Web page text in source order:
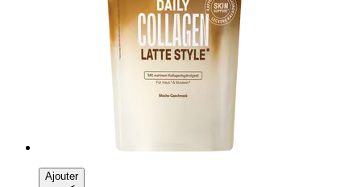
Ajouter